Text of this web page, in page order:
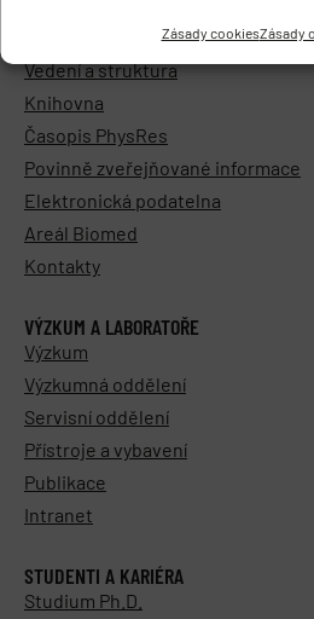
Zásady cookiesZásady
Základní informace
Vedení a struktura
Knihovna
Časopis PhysRes
Povinně zveřejňované informace
Elektronická podatelna
Areál Biomed
Kontakty
VÝZKUM A LABORATOŘE
Výzkum
Výzkumná oddělení
Servisní oddělení
Přístroje a vybavení
Publikace
Intranet
STUDENTI A KARIÉRA
Studium Ph.D.